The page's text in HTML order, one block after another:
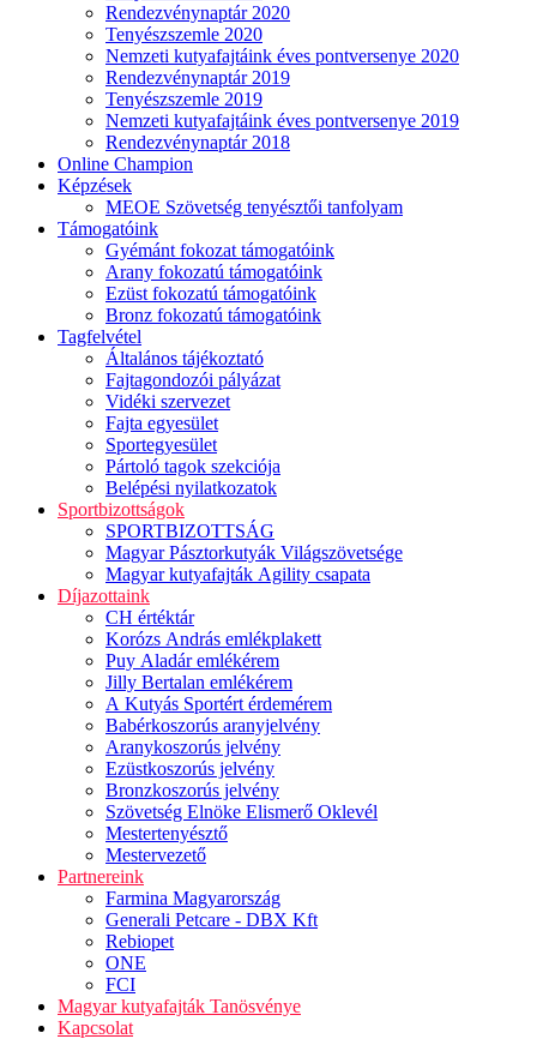
Rendezvénynaptár 2020
Tenyészszemle 2020
Nemzeti kutyafajtáink éves pontversenye 2020
Rendezvénynaptár 2019
Tenyészszemle 2019
Nemzeti kutyafajtáink éves pontversenye 2019
Rendezvénynaptár 2018
Online Champion
Képzések
MEOE Szövetség tenyésztői tanfolyam
Támogatóink
Gyémánt fokozat támogatóink
Arany fokozatú támogatóink
Ezüst fokozatú támogatóink
Bronz fokozatú támogatóink
Tagfelvétel
Általános tájékoztató
Fajtagondozói pályázat
Vidéki szervezet
Fajta egyesület
Sportegyesület
Pártoló tagok szekciója
Belépési nyilatkozatok
Sportbizottságok
SPORTBIZOTTSÁG
Magyar Pásztorkutyák Világszövetsége
Magyar kutyafajták Agility csapata
Díjazottaink
CH értéktár
Korózs András emlékplakett
Puy Aladár emlékérem
Jilly Bertalan emlékérem
A Kutyás Sportért érdemérem
Babérkoszorús aranyjelvény
Aranykoszorús jelvény
Ezüstkoszorús jelvény
Bronzkoszorús jelvény
Szövetség Elnöke Elismerő Oklevél
Mestertenyésztő
Mestervezető
Partnereink
Farmina Magyarország
Generali Petcare - DBX Kft
Rebiopet
ONE
FCI
Magyar kutyafajták Tanösvénye
Kapcsolat